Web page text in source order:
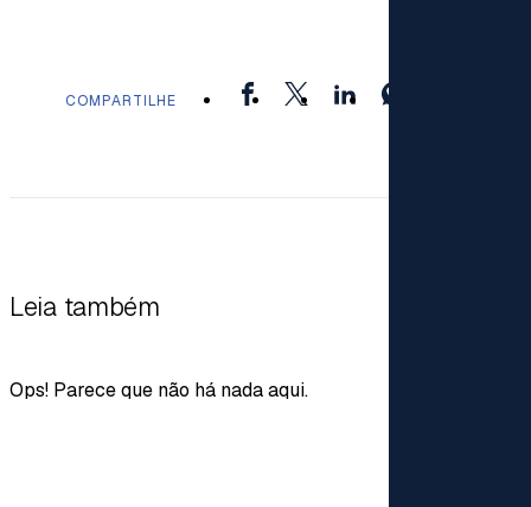
COMPARTILHE
Leia também
Ops! Parece que não há nada aqui.